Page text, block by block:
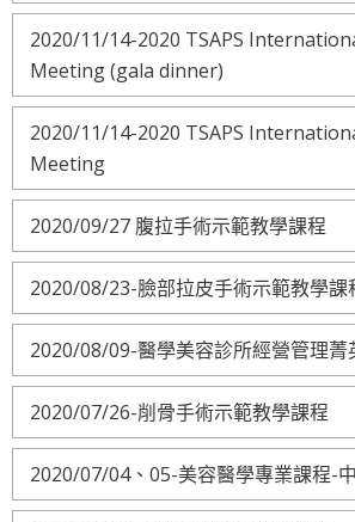
2020/11/14-2020 TSAPS
Meeting (gala dinner)
2020/11/14-2020 TSAPS
Meeting
2020/09/27 腹拉手術示範教學課程
2020/08/23-臉部拉皮手術示範教學課
2020/08/09-醫學美容診所經營管理菁
2020/07/26-削骨手術示範教學課程
2020/07/04、05-美容醫學專業課程-